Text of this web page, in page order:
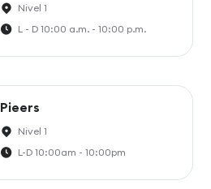
Nivel 1
L - D 10:00 a.m. - 10:00 p.m.
Pieers
Nivel 1
L-D 10:00am - 10:00pm